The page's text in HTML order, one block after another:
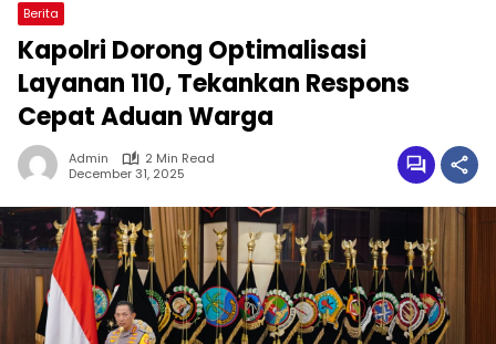
Berita
Kapolri Dorong Optimalisasi
Layanan 110, Tekankan Respons
Cepat Aduan Warga
Admin
2 Min Read
December 31, 2025